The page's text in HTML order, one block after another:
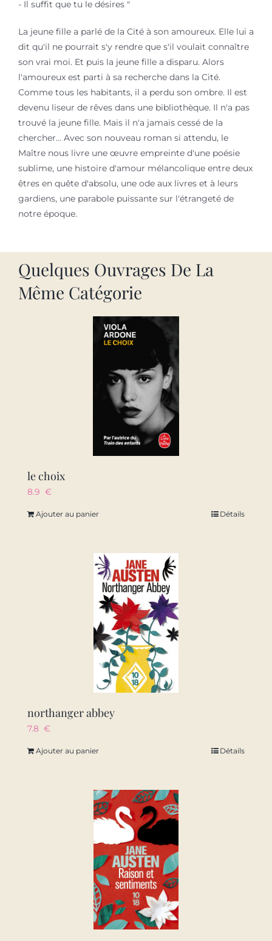
- Il suffit que tu le désires "
La jeune fille a parlé de la Cité à son amoureux. Elle lui a
dit qu'il ne pourrait s'y rendre que s'il voulait connaître
son vrai moi. Et puis la jeune fille a disparu. Alors
l'amoureux est parti à sa recherche dans la Cité.
Comme tous les habitants, il a perdu son ombre. Il est
devenu liseur de rêves dans une bibliothèque. Il n'a pas
trouvé la jeune fille. Mais il n'a jamais cessé de la
chercher... Avec son nouveau roman si attendu, le
Maître nous livre une œuvre empreinte d'une poésie
sublime, une histoire d'amour mélancolique entre deux
êtres en quête d'absolu, une ode aux livres et à leurs
gardiens, une parabole puissante sur l'étrangeté de
notre époque.
Quelques Ouvrages De La
Même Catégorie
le choix
8.9 €
Ajouter au panier Détails
northanger abbey
7.8 €
Ajouter au panier Détails